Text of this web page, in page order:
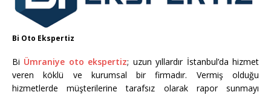
Bi Oto Ekspertiz
Bi Ümraniye oto ekspertiz; uzun yıllardır İstanbul’da hizmet
veren köklü ve kurumsal bir firmadır. Vermiş olduğu
hizmetlerde müşterilerine tarafsız olarak rapor sunmayı